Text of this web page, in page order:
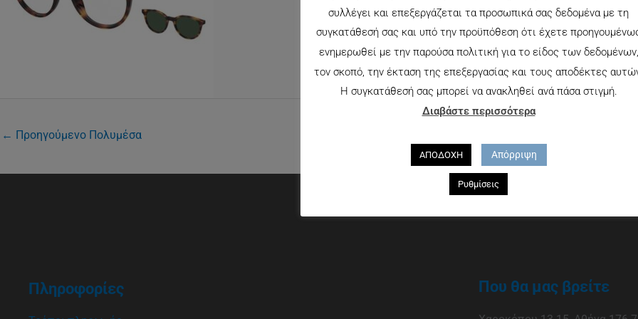
← Προηγούμενο Πολυμέσα
Πληροφορίες Που θα μας βρείτε
συλλέγει και επεξεργάζεται τα προσωπικά σας δεδομένα με τη
συγκατάθεσή σας και υπό την προϋπόθεση ότι έχετε
ενημερωθεί με την παρούσα πολιτική για το είδος των δεδομένων,
τον σκοπό, την έκταση της επεξεργασίας και τους αποδέκτες
Η συγκατάθεσή σας μπορεί να ανακληθεί ανά πάσα στιγμή.
Διαβάστε περισσότερα
ΑΠΟΔΟΧΗ Απόρριψη
Ρυθμίσεις